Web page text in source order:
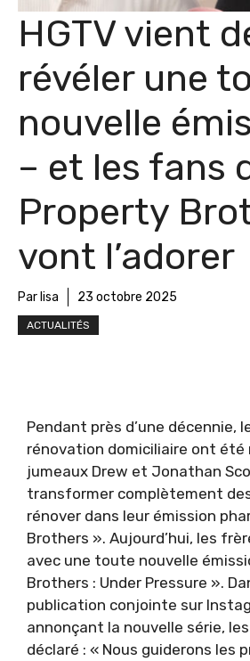
HGTV vient
révéler une
nouvelle
– et les fans
Property
vont l’adorer
Par lisa 23 octobre 2025
ACTUALITÉS
Pendant près d’une décennie,
rénovation domiciliaire ont été
jumeaux Drew et Jonathan
transformer complètement
rénover dans leur émission
Brothers ». Aujourd’hui, les
avec une toute nouvelle
Brothers : Under Pressure ».
publication conjointe sur
annonçant la nouvelle série,
déclaré : « Nous guiderons les